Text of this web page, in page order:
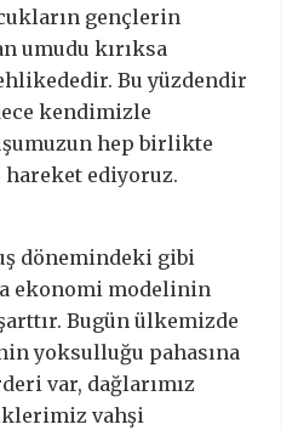
gençlerin
umudu kırıksa
Bu yüzdendir
kendimizle
hep birlikte
hareket ediyoruz.
dönemindeki gibi
ekonomi modelinin
Bugün ülkemizde
yoksulluğu pahasına
var, dağlarımız
vahşi